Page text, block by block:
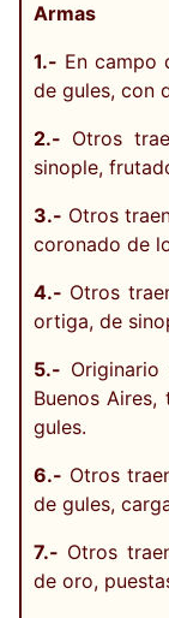
Armas
1.- En campo
de gules, con
2.- Otros
sinople,
3.- Otros
coronado de
4.- Otros
ortiga, de
5.-
Buenos
gules.
6.- Otros
de gules,
7.- Otros
de oro,